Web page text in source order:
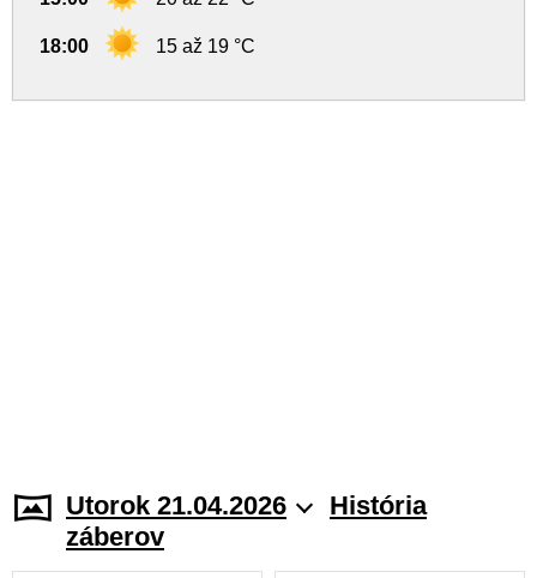
18:00 15 až 19 °C
Utorok 21.04.2026
História
záberov